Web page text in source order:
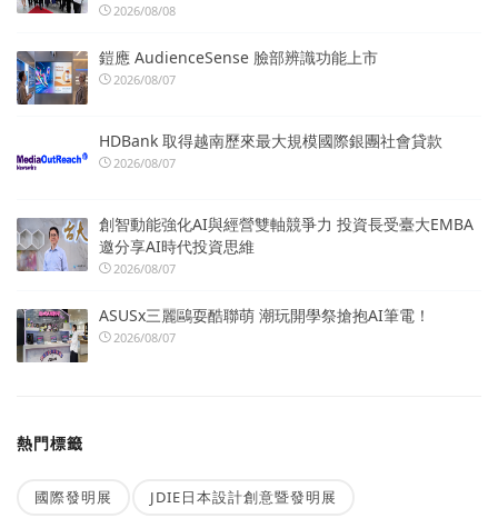
2026/08/08
鎧應 AudienceSense 臉部辨識功能上市
2026/08/07
HDBank 取得越南歷來最大規模國際銀團社會貸款
2026/08/07
創智動能強化AI與經營雙軸競爭力 投資長受臺大EMBA
邀分享AI時代投資思維
2026/08/07
ASUSx三麗鷗耍酷聯萌 潮玩開學祭搶抱AI筆電！
2026/08/07
熱門標籤
國際發明展 JDIE日本設計創意暨發明展